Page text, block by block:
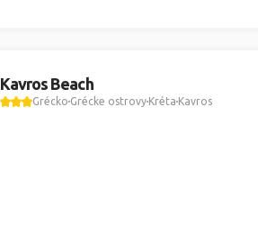
Kavros Beach
GréckoGrécke ostrovyKrétaKavros